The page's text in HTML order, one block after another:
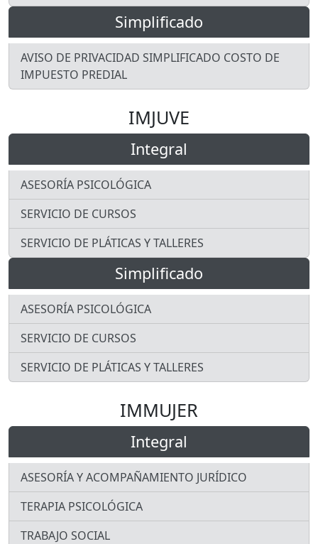
Simplificado
AVISO DE PRIVACIDAD SIMPLIFICADO COSTO DE
IMPUESTO PREDIAL
IMJUVE
Integral
ASESORÍA PSICOLÓGICA
SERVICIO DE CURSOS
SERVICIO DE PLÁTICAS Y TALLERES
Simplificado
ASESORÍA PSICOLÓGICA
SERVICIO DE CURSOS
SERVICIO DE PLÁTICAS Y TALLERES
IMMUJER
Integral
ASESORÍA Y ACOMPAÑAMIENTO JURÍDICO
TERAPIA PSICOLÓGICA
TRABAJO SOCIAL